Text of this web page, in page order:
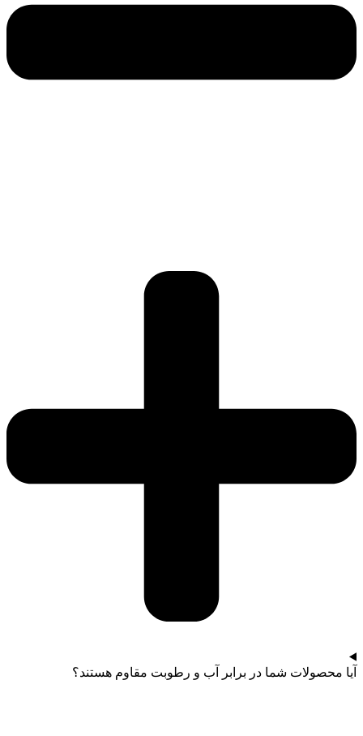
آیا محصولات شما در برابر آب و رطوبت مقاوم هستند؟